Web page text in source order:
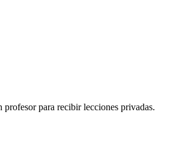
profesor para recibir lecciones privadas.